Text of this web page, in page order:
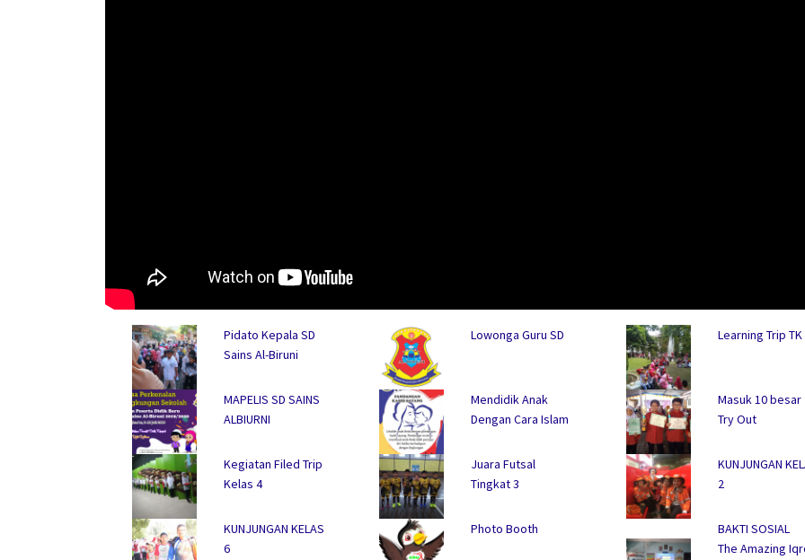
Pidato Kepala SD
Sains Al-Biruni
Lowonga Guru SD Learning Trip TK
MAPELIS SD SAINS
ALBIURNI
Mendidik Anak
Dengan Cara Islam
Masuk 10 besar
Try Out
Kegiatan Filed Trip
Kelas 4
Juara Futsal
Tingkat 3
KUNJUNGAN
2
KUNJUNGAN KELAS
6
Photo Booth
BAKTI SOSIAL
The Amazing